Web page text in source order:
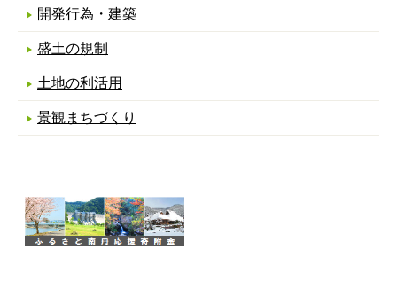
開発行為・建築
盛土の規制
土地の利活用
景観まちづくり